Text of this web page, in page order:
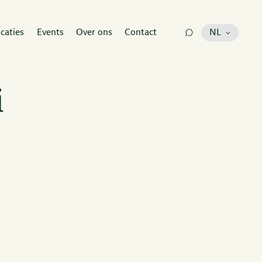
Events Over ons Contact NL